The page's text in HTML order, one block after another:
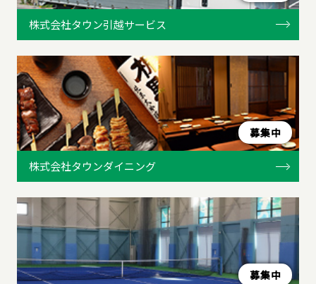
株式会社タウン引越サービス
募集中
株式会社タウンダイニング
募集中